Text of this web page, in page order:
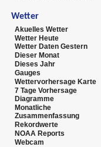
Wetter
Akuelles Wetter
Wetter Heute
Wetter Daten Gestern
Dieser Monat
Dieses Jahr
Gauges
Wettervorhersage Karte
7 Tage Vorhersage
Diagramme
Monatliche
Zusammenfassung
Rekordwerte
NOAA Reports
Webcam